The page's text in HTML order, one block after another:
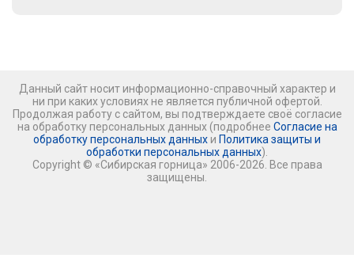
Данный сайт носит информационно-справочный характер и
ни при каких условиях не является публичной офертой.
Продолжая работу с сайтом, вы подтверждаете своё согласие
на обработку персональных данных (подробнее Согласие на
обработку персональных данных и Политика защиты и
обработки персональных данных).
Copyright © «Сибирская горница» 2006-2026. Все права
защищены.